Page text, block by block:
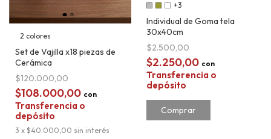
2 colores
Set de Vajilla x18 piezas de
Cerámica
$120.000,00
$108.000,00 con
Transferencia o
depósito
3 x $40.000,00 sin interés
+3
Individual de Goma tela
30x40cm
$2.500,00
$2.250,00 con
Transferencia o
depósito
Comprar